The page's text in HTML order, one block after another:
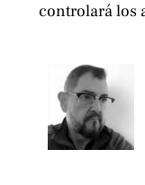
controlará los